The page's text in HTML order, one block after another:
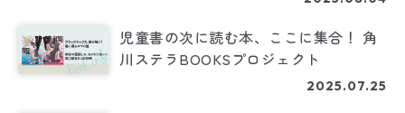
児童書の次に読む本、ここに集合！ 角
川ステラBOOKSプロジェクト
2025.07.25